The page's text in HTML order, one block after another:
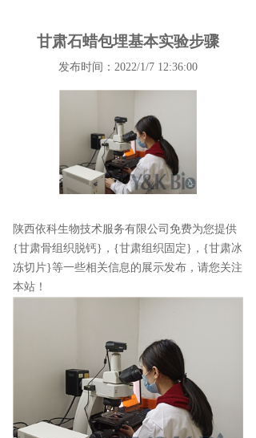
甘肃石蜡包埋基本实验步骤
发布时间：2022/1/7 12:36:00
陕西依科生物技术服务有限公司免费为您提供
{甘肃骨组织脱钙} ，{甘肃组织固定}，{甘肃冰
冻切片}等一些相关信息的展示发布，请您关注
本站！